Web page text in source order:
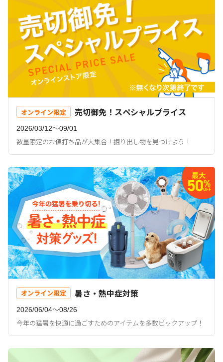
オンライン限定 売切御免！スペシャルプライス
2026/03/12〜09/01
数量限定のお値打ち品が大集合！掘り出し物を見つけよう！
オンライン限定 暑さ・熱中症対策
2026/06/04〜08/26
今年の猛暑を快適に過ごすためのアイテムを多数ピックアップ！